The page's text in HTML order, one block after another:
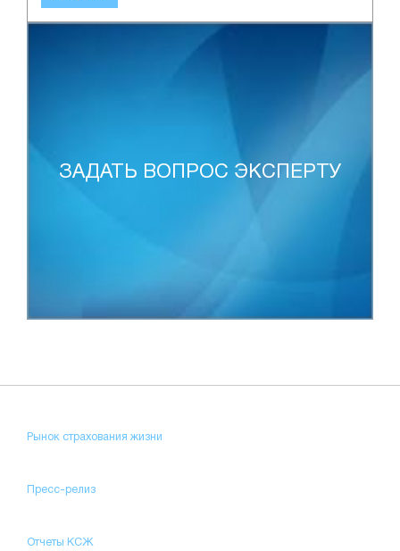
ЗАДАТЬ ВОПРОС ЭКСПЕРТУ
Рынок страхования жизни
Пресс-релиз
Отчеты КСЖ